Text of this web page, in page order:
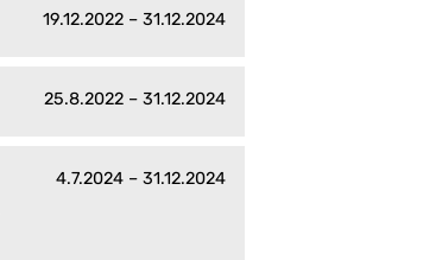
19.12.2022 – 31.12.2024
25.8.2022 – 31.12.2024
4.7.2024 – 31.12.2024